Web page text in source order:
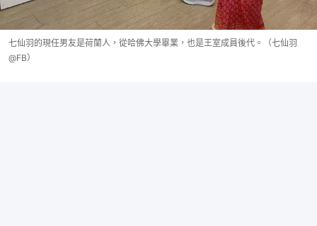
七仙羽的現任男友是荷蘭人，從哈佛大學畢業，也是王室成員後代。（七仙羽
@FB）